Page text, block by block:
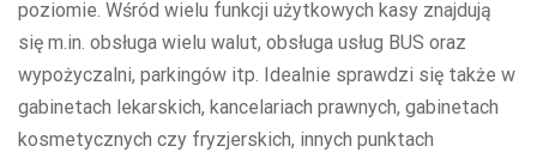
poziomie. Wśród wielu funkcji użytkowych kasy znajdują
się m.in. obsługa wielu walut, obsługa usług BUS oraz
wypożyczalni, parkingów itp. Idealnie sprawdzi się także w
gabinetach lekarskich, kancelariach prawnych, gabinetach
kosmetycznych czy fryzjerskich, innych punktach